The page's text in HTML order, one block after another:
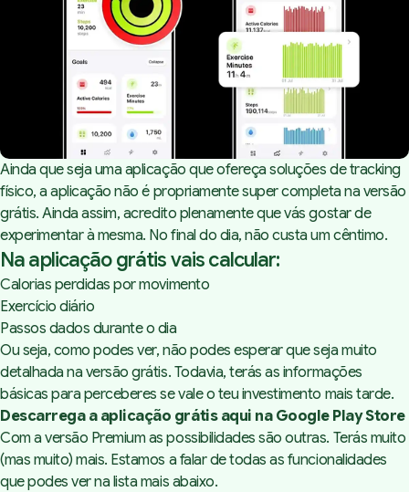
Nutrientes Corporais
Ainda que seja uma aplicação que ofereça soluções de tracking
físico, a aplicação não é propriamente super completa na versão
grátis. Ainda assim, acredito plenamente que vás gostar de
experimentar à mesma. No final do dia, não custa um cêntimo.
Na aplicação grátis vais calcular:
Calorias perdidas por movimento
Exercício diário
Passos dados durante o dia
Ou seja, como podes ver, não podes esperar que seja muito
detalhada na versão grátis. Todavia, terás as informações
básicas para perceberes se vale o teu investimento mais tarde.
Descarrega a aplicação grátis aqui na Google Play Store
Com a versão Premium as possibilidades são outras. Terás muito
(mas muito) mais. Estamos a falar de todas as funcionalidades
que podes ver na lista mais abaixo.